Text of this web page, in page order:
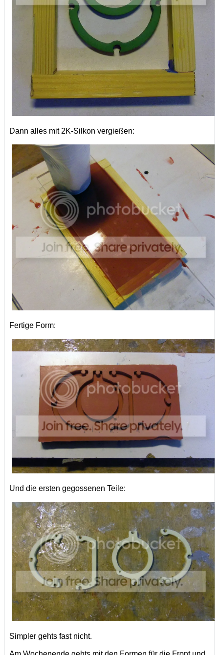
Dann alles mit 2K-Silkon vergießen:
Fertige Form:
Und die ersten gegossenen Teile:
Simpler gehts fast nicht.